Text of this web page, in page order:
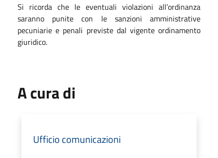
Si ricorda che le eventuali violazioni all’ordinanza
saranno punite con le sanzioni amministrative
pecuniarie e penali previste dal vigente ordinamento
giuridico.
A cura di
Ufficio comunicazioni